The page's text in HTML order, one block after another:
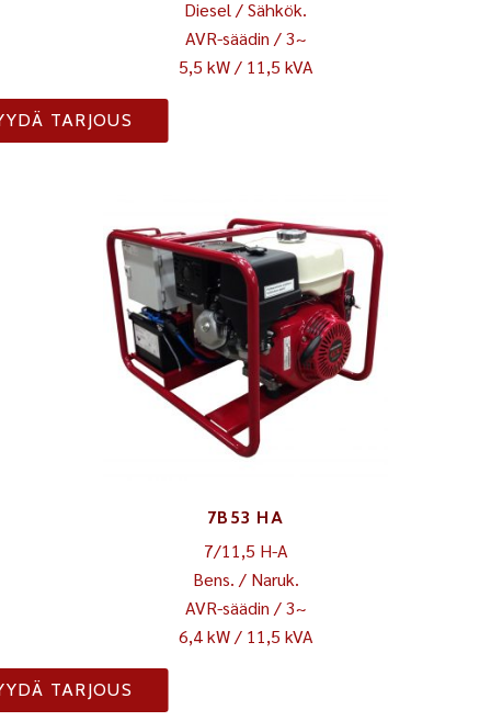
Diesel / Sähkök.
AVR-säädin / 3~
5,5 kW / 11,5 kVA
TARJOUS
7B53 HA
7/11,5 H-A
Bens. / Naruk.
AVR-säädin / 3~
6,4 kW / 11,5 kVA
TARJOUS